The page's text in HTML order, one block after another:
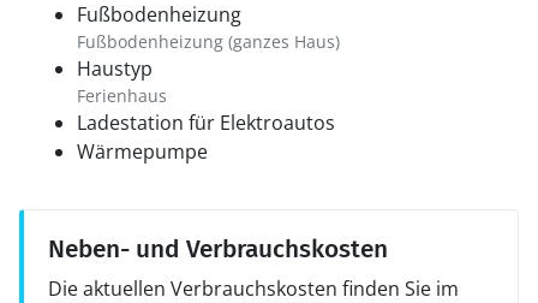
Fußbodenheizung
Fußbodenheizung (ganzes Haus)
Haustyp
Ferienhaus
Ladestation für Elektroautos
Wärmepumpe
Neben- und Verbrauchskosten
Die aktuellen Verbrauchskosten finden Sie im